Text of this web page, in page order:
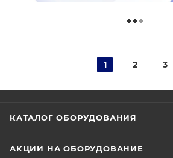
1 2 3
КАТАЛОГ ОБОРУДОВАНИЯ
АКЦИИ НА ОБОРУДОВАНИЕ